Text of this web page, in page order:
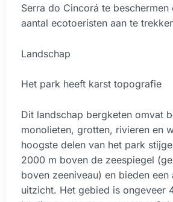
Serra do Cincorá te beschermen
aantal ecotoeristen aan te
Landschap
Het park heeft karst topografie
Dit landschap bergketen omvat
monolieten, grotten, rivieren en
hoogste delen van het park
2000 m boven de zeespiegel
boven zeeniveau) en bieden een
uitzicht. Het gebied is ongeveer